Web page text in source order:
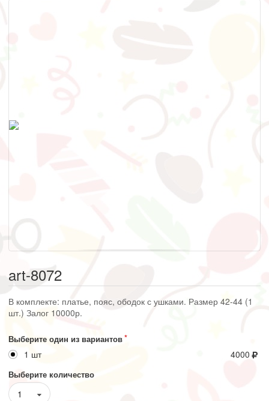
art-8072
В комплекте: платье, пояс, ободок с ушками. Размер 42-44 (1
шт.) Залог 10000р.
Выберите один из вариантов
1 шт 4000
Выберите количество
1